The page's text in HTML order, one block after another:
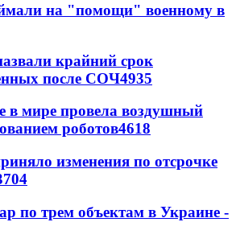
на "помощи" военному в
крайний срок
после СОЧ4935
в мире провела воздушный
роботов4618
изменения по отсрочке
по трем объектам в Украине -